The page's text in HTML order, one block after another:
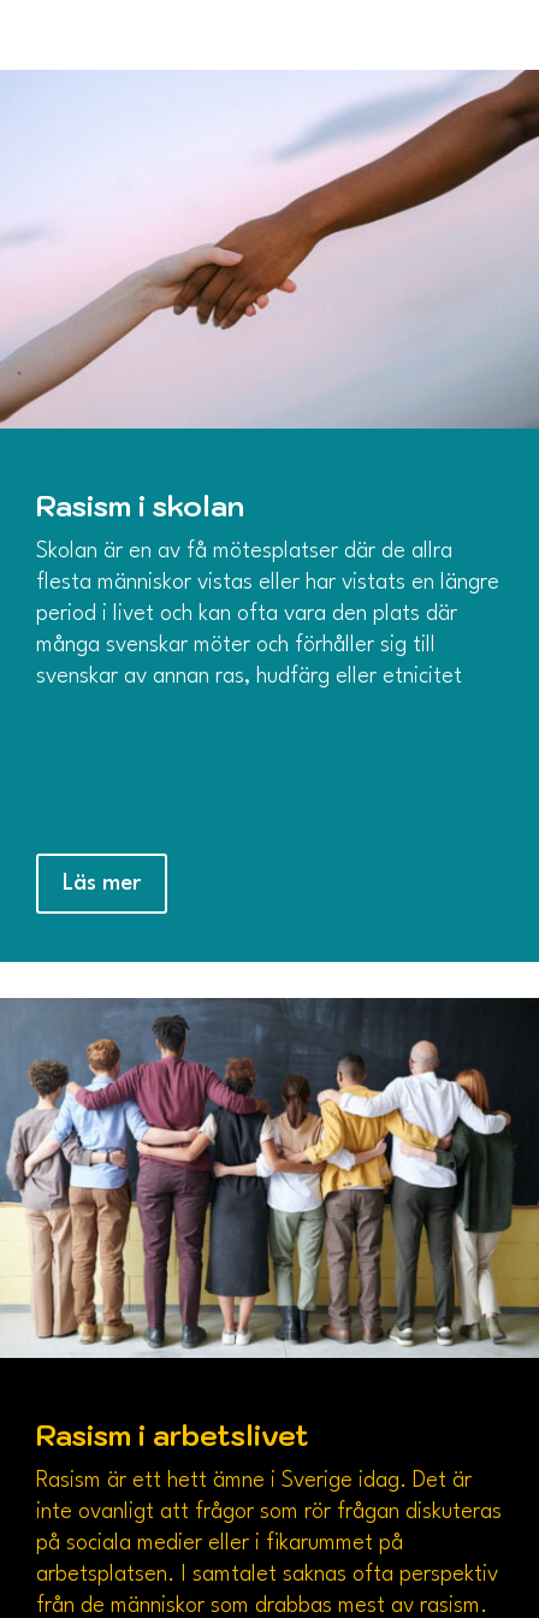
Rasism i skolan
Skolan är en av få mötesplatser där de allra
flesta människor vistas eller har vistats en längre
period i livet och kan ofta vara den plats där
många svenskar möter och förhåller sig till
svenskar av annan ras, hudfärg eller etnicitet
Läs mer
Rasism i arbetslivet
Rasism är ett hett ämne i Sverige idag. Det är
inte ovanligt att frågor som rör frågan diskuteras
på sociala medier eller i fikarummet på
arbetsplatsen. I samtalet saknas ofta perspektiv
från de människor som drabbas mest av rasism.